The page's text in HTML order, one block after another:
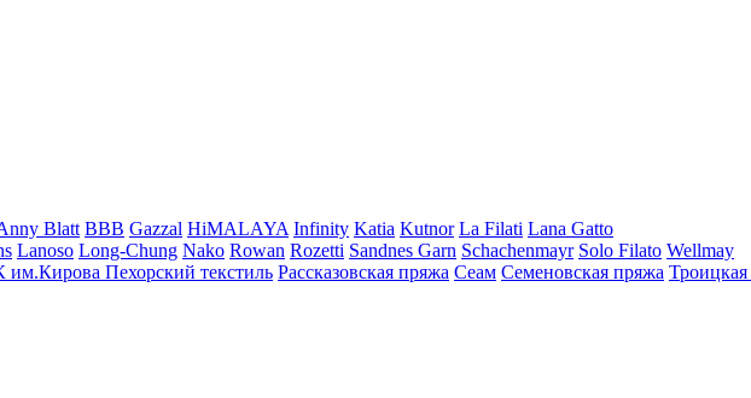
Blatt BBB Gazzal HiMALAYA Infinity Katia Kutnor La Filati Lana Gatto
Lanoso Long-Chung Nako Rowan Rozetti Sandnes Garn Schachenmayr Solo Filato Wellmay
Пехорский текстиль Рассказовская пряжа Сеам Семеновская пряжа Троицкая